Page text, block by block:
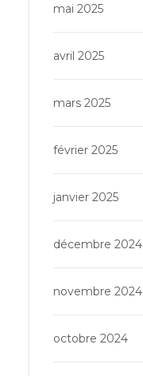
mai 2025
avril 2025
mars 2025
février 2025
janvier 2025
décembre 2024
novembre 2024
octobre 2024